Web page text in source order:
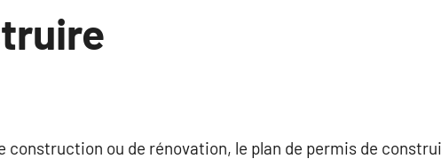
construction ou de rénovation, le plan de permis de